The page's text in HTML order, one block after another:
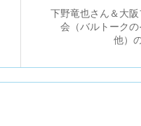
下野竜也さん＆大
会（バルトーク
他）